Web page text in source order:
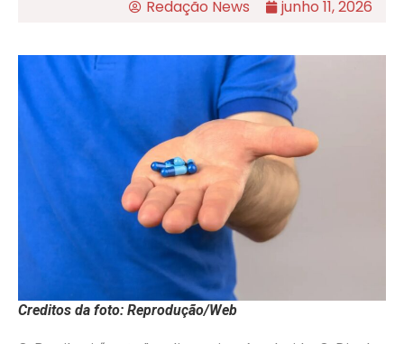
Redação News junho 11, 2026
Creditos da foto: Reprodução/Web